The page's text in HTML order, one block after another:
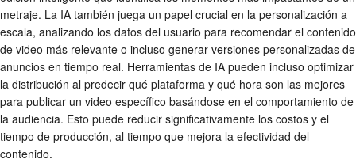
metraje. La IA también juega un papel crucial en la personalización a
escala, analizando los datos del usuario para recomendar el contenido
de video más relevante o incluso generar versiones personalizadas de
anuncios en tiempo real. Herramientas de IA pueden incluso optimizar
la distribución al predecir qué plataforma y qué hora son las mejores
para publicar un video específico basándose en el comportamiento de
la audiencia. Esto puede reducir significativamente los costos y el
tiempo de producción, al tiempo que mejora la efectividad del
contenido.